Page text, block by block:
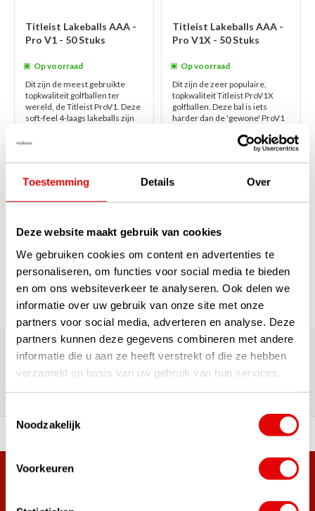
Toestemming Details Over
Deze website maakt gebruik van cookies
We gebruiken cookies om content en advertenties te
personaliseren, om functies voor social media te bieden
en om ons websiteverkeer te analyseren. Ook delen we
informatie over uw gebruik van onze site met onze
partners voor social media, adverteren en analyse. Deze
partners kunnen deze gegevens combineren met andere
informatie die u aan ze heeft verstrekt of die ze hebben
verzameld op basis van uw gebruik van hun services.
Noodzakelijk
Voorkeuren
Titleist Lakeballs AAA -
Pro V1 - 50 Stuks
Op voorraad
Dit zijn de meest gebruikte
topkwaliteit golfballen ter
wereld, de Titleist ProV1. Deze
soft-feel 4-laags lakeballs zijn
lees verder
€119,00
Titleist Lakeballs AAA -
Pro V1X - 50 Stuks
Op voorraad
Dit zijn de zeer populaire,
topkwaliteit Titleist ProV1X
golfballen. Deze bal is iets
harder dan de 'gewone' ProV1
€119,00
Pagina 1 van 1
180.000+ Klanten | 5.000+ Reviews | Trusted Shops, TrustPilot,
Google
Reviews: Onze klanten aan het
woord
Vóór 15:00 besteld,